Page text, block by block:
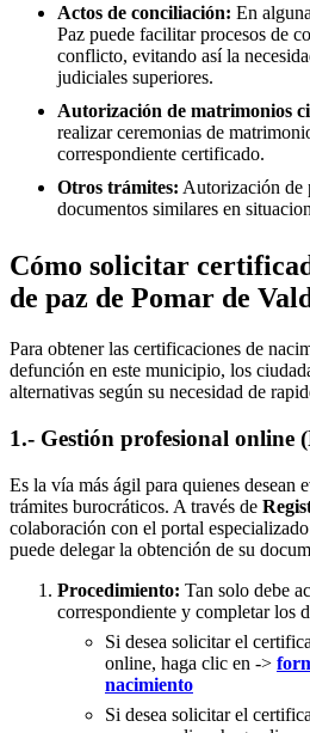
Actos de conciliación: En
Paz puede facilitar procesos de
conflicto, evitando así la
judiciales superiores.
Autorización de matrimonios
realizar ceremonias de
correspondiente certificado.
Otros trámites: Autorización de
documentos similares en
Cómo solicitar
de paz de Pomar de
Para obtener las certificaciones de
defunción en este municipio, los
alternativas según su necesidad de
1.- Gestión profesional online
Es la vía más ágil para quienes desean
trámites burocráticos. A través de
colaboración con el portal especializado
puede delegar la obtención de su
Procedimiento: Tan solo debe
correspondiente y completar los
Si desea solicitar el
online, haga clic en ->
nacimiento
Si desea solicitar el